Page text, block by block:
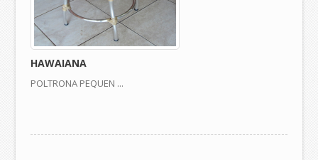
HAWAIANA
POLTRONA PEQUEN ...